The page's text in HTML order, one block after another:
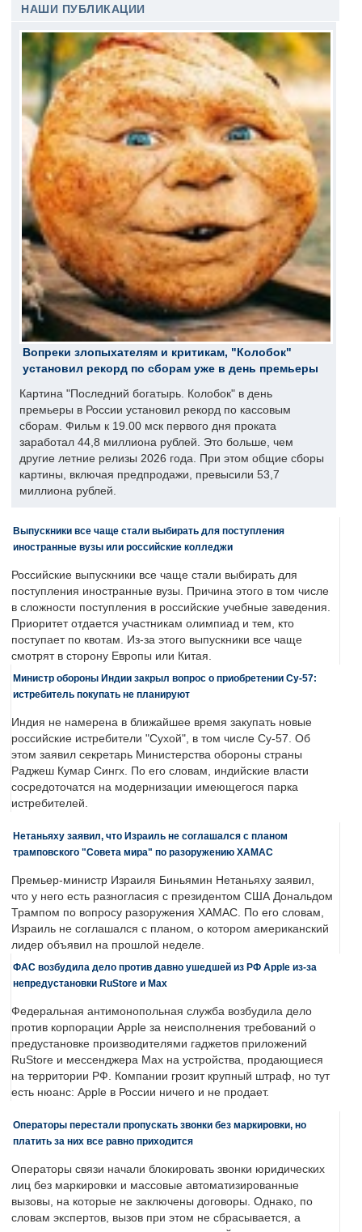
НАШИ ПУБЛИКАЦИИ
Вопреки злопыхателям и критикам, "Колобок"
установил рекорд по сборам уже в день премьеры
Картина "Последний богатырь. Колобок" в день
премьеры в России установил рекорд по кассовым
сборам. Фильм к 19.00 мск первого дня проката
заработал 44,8 миллиона рублей. Это больше, чем
другие летние релизы 2026 года. При этом общие сборы
картины, включая предпродажи, превысили 53,7
миллиона рублей.
Выпускники все чаще стали выбирать для поступления
иностранные вузы или российские колледжи
Российские выпускники все чаще стали выбирать для
поступления иностранные вузы. Причина этого в том числе
в сложности поступления в российские учебные заведения.
Приоритет отдается участникам олимпиад и тем, кто
поступает по квотам. Из-за этого выпускники все чаще
смотрят в сторону Европы или Китая.
Министр обороны Индии закрыл вопрос о приобретении Су-57:
истребитель покупать не планируют
Индия не намерена в ближайшее время закупать новые
российские истребители "Сухой", в том числе Су-57. Об
этом заявил секретарь Министерства обороны страны
Раджеш Кумар Сингх. По его словам, индийские власти
сосредоточатся на модернизации имеющегося парка
истребителей.
Нетаньяху заявил, что Израиль не соглашался с планом
трамповского "Совета мира" по разоружению ХАМАС
Премьер-министр Израиля Биньямин Нетаньяху заявил,
что у него есть разногласия с президентом США Дональдом
Трампом по вопросу разоружения ХАМАС. По его словам,
Израиль не соглашался с планом, о котором американский
лидер объявил на прошлой неделе.
ФАС возбудила дело против давно ушедшей из РФ Apple из-за
непредустановки RuStore и Max
Федеральная антимонопольная служба возбудила дело
против корпорации Apple за неисполнения требований о
предустановке производителями гаджетов приложений
RuStore и мессенджера Max на устройства, продающиеся
на территории РФ. Компании грозит крупный штраф, но тут
есть нюанс: Apple в России ничего и не продает.
Операторы перестали пропускать звонки без маркировки, но
платить за них все равно приходится
Операторы связи начали блокировать звонки юридических
лиц без маркировки и массовые автоматизированные
вызовы, на которые не заключены договоры. Однако, по
словам экспертов, вызов при этом не сбрасывается, а